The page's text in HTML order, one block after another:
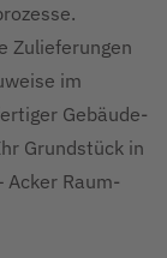
Zulieferungen
im
Gebäude-
Grundstück in
Acker Raum-